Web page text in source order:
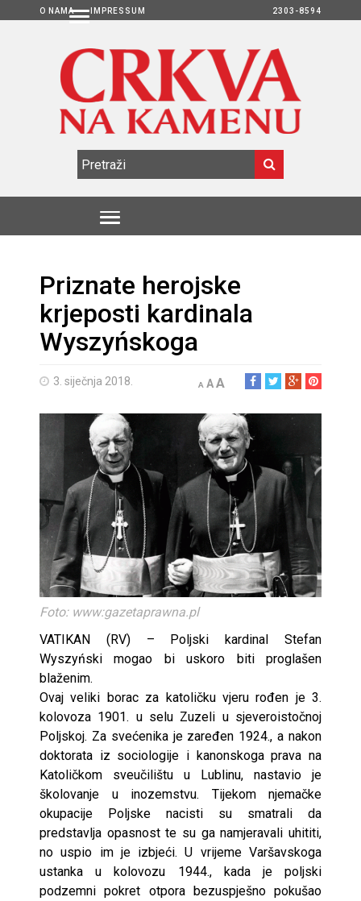
O NAMA IMPRESSUM 2303-8594
Priznate herojske
krjeposti kardinala
Wyszyńskoga
3. siječnja 2018. A AA
Foto: www:gazetaprawna.pl
VATIKAN (RV) – Poljski kardinal Stefan
Wyszyński mogao bi uskoro biti proglašen
blaženim.
Ovaj veliki borac za katoličku vjeru rođen je 3.
kolovoza 1901. u selu Zuzeli u sjeveroistočnoj
Poljskoj. Za svećenika je zaređen 1924., a nakon
doktorata iz sociologije i kanonskoga prava na
Katoličkom sveučilištu u Lublinu, nastavio je
školovanje u inozemstvu. Tijekom njemačke
okupacije Poljske nacisti su smatrali da
predstavlja opasnost te su ga namjeravali uhititi,
no uspio im je izbjeći. U vrijeme Varšavskoga
ustanka u kolovozu 1944., kada je poljski
podzemni pokret otpora bezuspješno pokušao